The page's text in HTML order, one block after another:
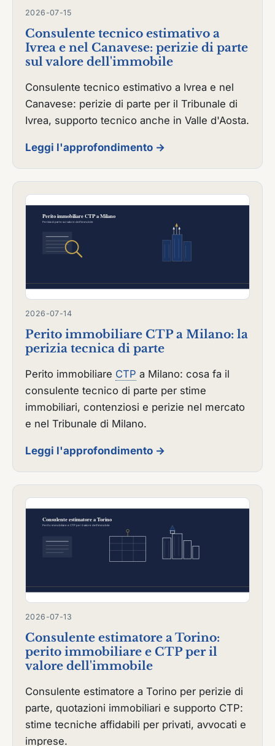
2026-07-15
Consulente tecnico estimativo a
Ivrea e nel Canavese: perizie di parte
sul valore dell'immobile
Consulente tecnico estimativo a Ivrea e nel
Canavese: perizie di parte per il Tribunale di
Ivrea, supporto tecnico anche in Valle d'Aosta.
Leggi l'approfondimento →
2026-07-14
Perito immobiliare CTP a Milano: la
perizia tecnica di parte
Perito immobiliare CTP a Milano: cosa fa il
consulente tecnico di parte per stime
immobiliari, contenziosi e perizie nel mercato
e nel Tribunale di Milano.
Leggi l'approfondimento →
2026-07-13
Consulente estimatore a Torino:
perito immobiliare e CTP per il
valore dell'immobile
Consulente estimatore a Torino per perizie di
parte, quotazioni immobiliari e supporto CTP:
stime tecniche affidabili per privati, avvocati e
imprese.